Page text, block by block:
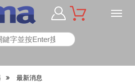
最新消息